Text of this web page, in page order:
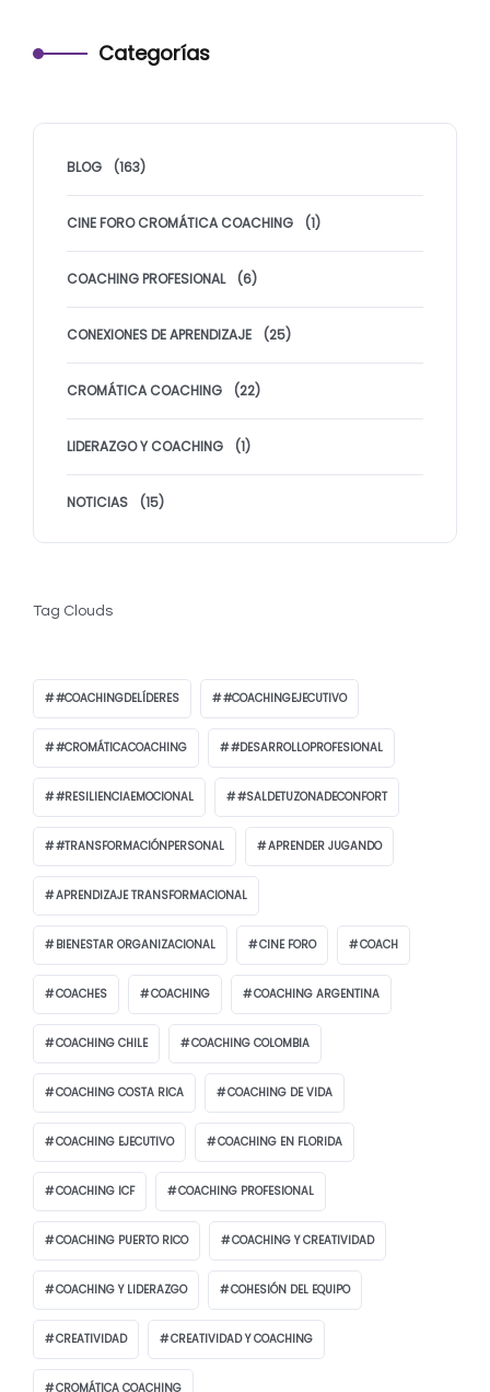
Categorías
BLOG (163)
CINE FORO CROMÁTICA COACHING (1)
COACHING PROFESIONAL (6)
CONEXIONES DE APRENDIZAJE (25)
CROMÁTICA COACHING (22)
LIDERAZGO Y COACHING (1)
NOTICIAS (15)
Tag Clouds
#COACHINGDELÍDERES #COACHINGEJECUTIVO
#CROMÁTICACOACHING #DESARROLLOPROFESIONAL
#RESILIENCIAEMOCIONAL #SALDETUZONADECONFORT
#TRANSFORMACIÓNPERSONAL APRENDER JUGANDO
APRENDIZAJE TRANSFORMACIONAL
BIENESTAR ORGANIZACIONAL CINE FORO COACH
COACHES COACHING COACHING ARGENTINA
COACHING CHILE COACHING COLOMBIA
COACHING COSTA RICA COACHING DE VIDA
COACHING EJECUTIVO COACHING EN FLORIDA
COACHING ICF COACHING PROFESIONAL
COACHING PUERTO RICO COACHING Y CREATIVIDAD
COACHING Y LIDERAZGO COHESIÓN DEL EQUIPO
CREATIVIDAD CREATIVIDAD Y COACHING
CROMÁTICA COACHING